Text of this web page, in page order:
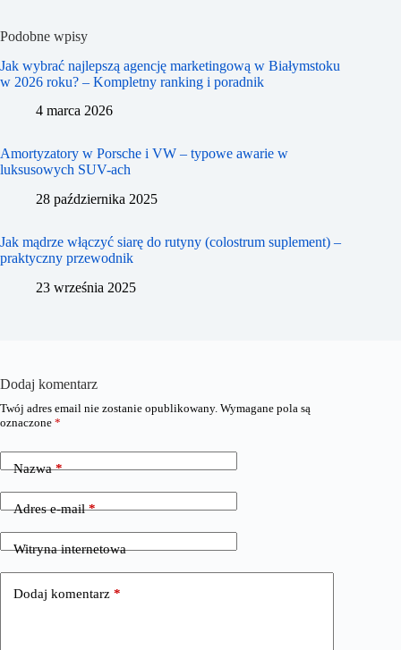
Podobne wpisy
Jak wybrać najlepszą agencję marketingową w Białymstoku
w 2026 roku? – Kompletny ranking i poradnik
4 marca 2026
Amortyzatory w Porsche i VW – typowe awarie w
luksusowych SUV-ach
28 października 2025
Jak mądrze włączyć siarę do rutyny (colostrum suplement) –
praktyczny przewodnik
23 września 2025
Dodaj komentarz
Twój adres email nie zostanie opublikowany. Wymagane pola są
oznaczone *
Nazwa*
Adres e-mail*
Witryna internetowa
Dodaj komentarz *